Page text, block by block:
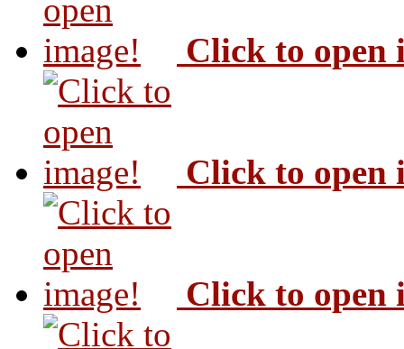
Click to open
Click to open
Click to open